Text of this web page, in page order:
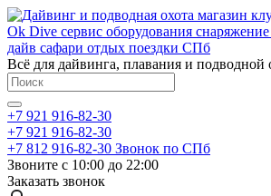
Всё для дайвинга, плавания и подводной
+7 921 916-82-30
+7 921 916-82-30
+7 812 916-82-30 Звонок по СПб
Звоните с 10:00 до 22:00
Заказать звонок